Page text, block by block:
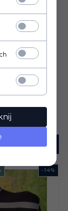
200 G
KUP TERAZ!
- 14%